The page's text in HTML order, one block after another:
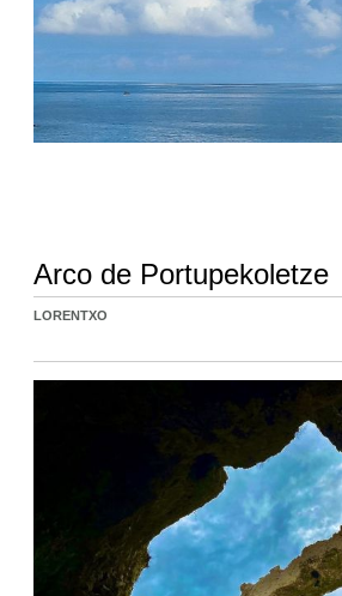
Arco de Portupekoletze
LORENTXO